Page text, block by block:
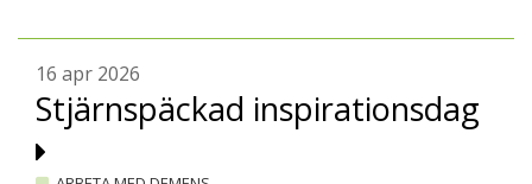
16 apr 2026
Stjärnspäckad inspirationsdag